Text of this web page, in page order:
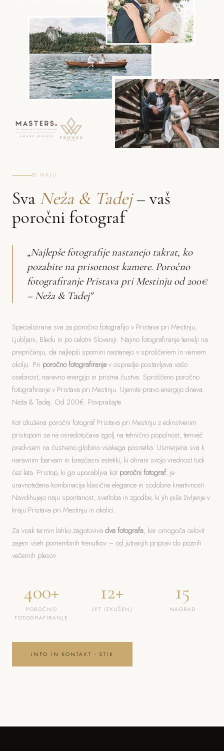
O NAJU
Sva Neža & Tadej– vaš
poročni fotograf
„Najlepše fotografije nastanejo takrat, ko
pozabite na prisotnost kamere. Poročno
fotografiranje Pristava pri Mestinju od 200€
– Neža & Tadej"
Specializirana sva za poročno fotografijo v Pristava pri Mestinju,
Ljubljani, Bledu in po celotni Sloveniji. Najino fotografiranje temelji na
prepričanju, da najlepši spomini nastanejo v sproščenem in varnem
okolju. Pri poročno fotografiranjev ospredje postavljava vašo
osebnost, naravno energijo in pristna čustva. Sproščeno poročno
fotografiranje v Pristava pri Mestinju. Ujemite pravo energijo dneva.
Neža & Tadej. Od 200€. Povprašajte.
Kot izkušena poročni fotograf Pristava pri Mestinju z edinstvenim
pristopom se ne osredotočava zgolj na tehnično popolnost, temveč
predvsem na čustveno globino vsakega posnetka. Usmerjena sva k
naravnim barvam in brezčasni estetiki, ki ohrani svojo vrednost tudi
čez leta. Pristop, ki ga uporabljva kot poročni fotograf, je
uravnotežena kombinacija klasične elegance in sodobne kreativnosti.
Navdihujejo naju spontanost, svetloba in zgodbe, ki jih piše življenje v
kraju Pristava pri Mestinju in okolici.
Za vsak termin lahko zagotoviva dva fotografa, kar omogoča celovit
zajem vseh pomembnih trenutkov – od jutranjih priprav do poznih
večernih plesov.
400+
POROČNO
FOTOGRAFIRANJE
12+
LET IZKUŠENJ
15
NAGRAD
INFO IN KONTAKT - STIK